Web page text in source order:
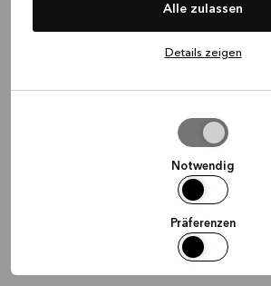
Alle zulassen
Details zeigen
Notwendig
Präferenzen